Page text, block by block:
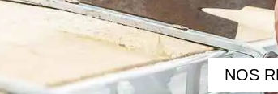
NOS